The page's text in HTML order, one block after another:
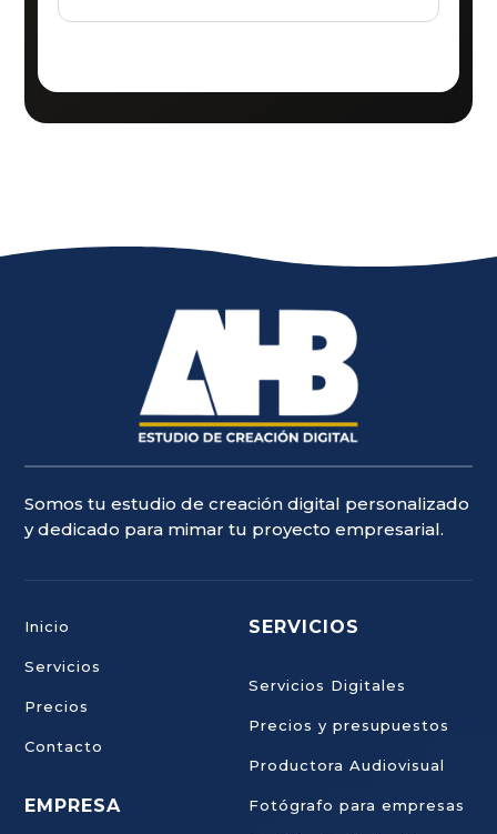
Somos tu estudio de creación digital personalizado
y dedicado para mimar tu proyecto empresarial.
Inicio
Servicios
Precios
Contacto
EMPRESA
SERVICIOS
Servicios Digitales
Precios y presupuestos
Productora Audiovisual
Fotógrafo para empresas